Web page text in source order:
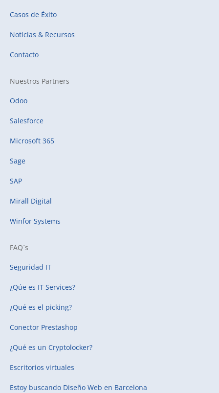
Casos de Éxito
Noticias & Recursos
Contacto
Nuestros Partners
Odoo
Salesforce
Microsoft 365
Sage
SAP
Mirall Digital
Winfor Systems
FAQ´s
Seguridad IT
¿Qúe es IT Services?
¿Qué es el picking?
Conector Prestashop
¿Qué es un Cryptolocker?
Escritorios virtuales
Estoy buscando Diseño Web en Barcelona